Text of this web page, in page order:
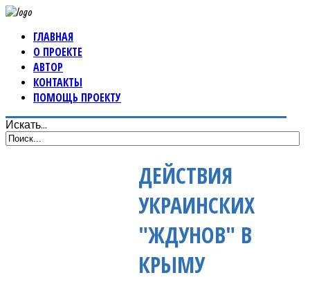
ГЛАВНАЯ
О ПРОЕКТЕ
АВТОР
КОНТАКТЫ
ПОМОЩЬ ПРОЕКТУ
Искать...
ДЕЙСТВИЯ
УКРАИНСКИХ
"ЖДУНОВ" В
КРЫМУ